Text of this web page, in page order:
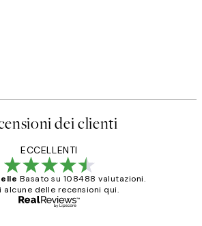
dei clienti
ECCELLENTI
Basato su 108488 valutazioni.
alcune delle recensioni qui.